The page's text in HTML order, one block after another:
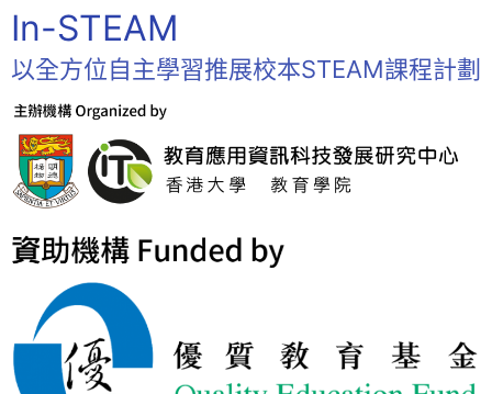
In-STEAM
以全方位自主學習推展校本STEAM課程計劃